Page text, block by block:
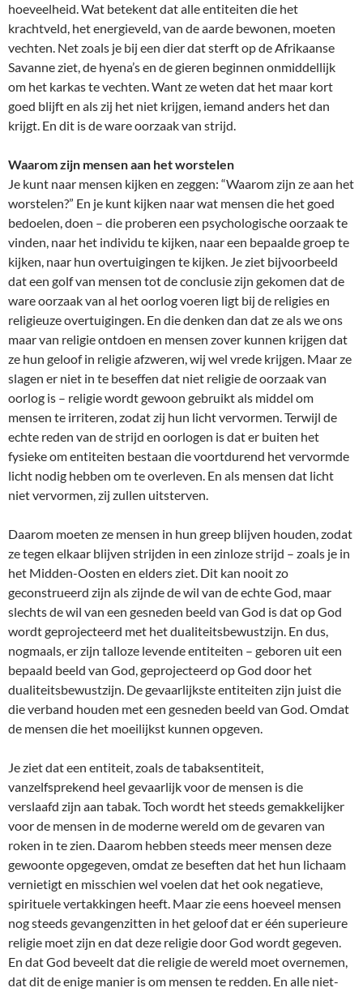
hoeveelheid. Wat betekent dat alle entiteiten die het
krachtveld, het energieveld, van de aarde bewonen, moeten
vechten. Net zoals je bij een dier dat sterft op de Afrikaanse
Savanne ziet, de hyena’s en de gieren beginnen onmiddellijk
om het karkas te vechten. Want ze weten dat het maar kort
goed blijft en als zij het niet krijgen, iemand anders het dan
krijgt. En dit is de ware oorzaak van strijd.
Waarom zijn mensen aan het worstelen
Je kunt naar mensen kijken en zeggen: “Waarom zijn ze aan het
worstelen?” En je kunt kijken naar wat mensen die het goed
bedoelen, doen – die proberen een psychologische oorzaak te
vinden, naar het individu te kijken, naar een bepaalde groep te
kijken, naar hun overtuigingen te kijken. Je ziet bijvoorbeeld
dat een golf van mensen tot de conclusie zijn gekomen dat de
ware oorzaak van al het oorlog voeren ligt bij de religies en
religieuze overtuigingen. En die denken dan dat ze als we ons
maar van religie ontdoen en mensen zover kunnen krijgen dat
ze hun geloof in religie afzweren, wij wel vrede krijgen. Maar ze
slagen er niet in te beseffen dat niet religie de oorzaak van
oorlog is – religie wordt gewoon gebruikt als middel om
mensen te irriteren, zodat zij hun licht vervormen. Terwijl de
echte reden van de strijd en oorlogen is dat er buiten het
fysieke om entiteiten bestaan die voortdurend het vervormde
licht nodig hebben om te overleven. En als mensen dat licht
niet vervormen, zij zullen uitsterven.
Daarom moeten ze mensen in hun greep blijven houden, zodat
ze tegen elkaar blijven strijden in een zinloze strijd – zoals je in
het Midden-Oosten en elders ziet. Dit kan nooit zo
geconstrueerd zijn als zijnde de wil van de echte God, maar
slechts de wil van een gesneden beeld van God is dat op God
wordt geprojecteerd met het dualiteitsbewustzijn. En dus,
nogmaals, er zijn talloze levende entiteiten – geboren uit een
bepaald beeld van God, geprojecteerd op God door het
dualiteitsbewustzijn. De gevaarlijkste entiteiten zijn juist die
die verband houden met een gesneden beeld van God. Omdat
de mensen die het moeilijkst kunnen opgeven.
Je ziet dat een entiteit, zoals de tabaksentiteit,
vanzelfsprekend heel gevaarlijk voor de mensen is die
verslaafd zijn aan tabak. Toch wordt het steeds gemakkelijker
voor de mensen in de moderne wereld om de gevaren van
roken in te zien. Daarom hebben steeds meer mensen deze
gewoonte opgegeven, omdat ze beseften dat het hun lichaam
vernietigt en misschien wel voelen dat het ook negatieve,
spirituele vertakkingen heeft. Maar zie eens hoeveel mensen
nog steeds gevangenzitten in het geloof dat er één superieure
religie moet zijn en dat deze religie door God wordt gegeven.
En dat God beveelt dat die religie de wereld moet overnemen,
dat dit de enige manier is om mensen te redden. En alle niet-